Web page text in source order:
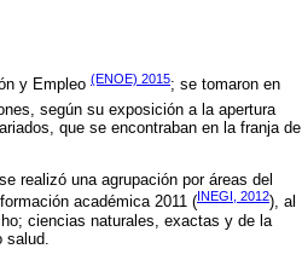
y Empleo (ENOE) 2015; se tomaron en
según su exposición a la apertura
que se encontraban en la franja de
realizó una agrupación por áreas del
académica 2011 ( INEGI, 2012), al
ciencias naturales, exactas y de la